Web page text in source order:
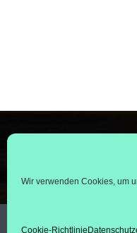
Wir verwenden Cookies, um
Cookie-Richtlinie